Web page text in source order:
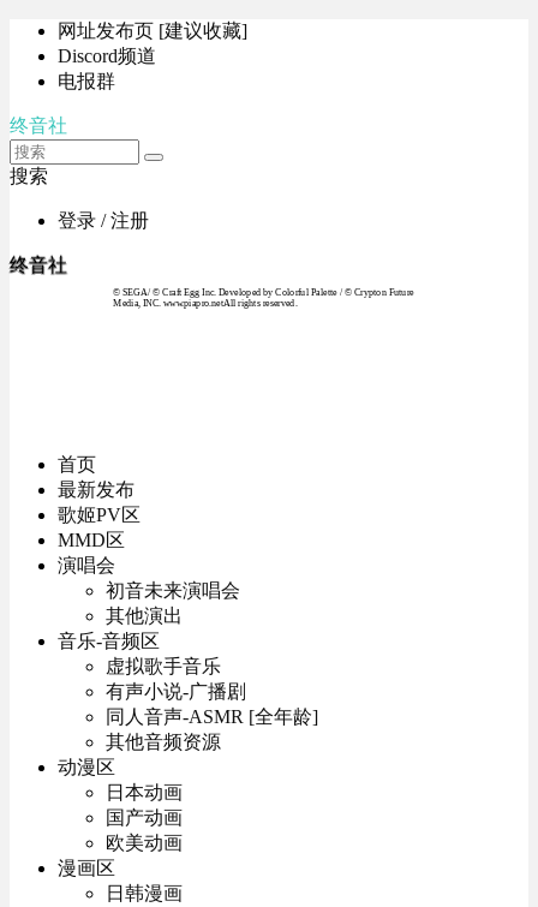
网址发布页 [建议收藏]
Discord频道
电报群
终音社
搜索
登录 / 注册
终音社
© SEGA / © Craft Egg Inc. Developed by Colorful Palette / © Crypton Future
Media, INC. www.piapro.netAll rights reserved.
首页
最新发布
歌姬PV区
MMD区
演唱会
初音未来演唱会
其他演出
音乐-音频区
虚拟歌手音乐
有声小说-广播剧
同人音声-ASMR [全年龄]
其他音频资源
动漫区
日本动画
国产动画
欧美动画
漫画区
日韩漫画